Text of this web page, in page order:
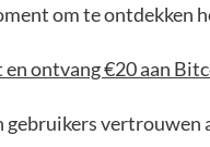
om te ontdekken
en ontvang €20 aan
gebruikers vertrouwen